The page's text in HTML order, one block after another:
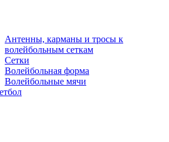
Антенны, карманы и тросы к
волейбольным сеткам
Сетки
Волейбольная форма
Волейбольные мячи